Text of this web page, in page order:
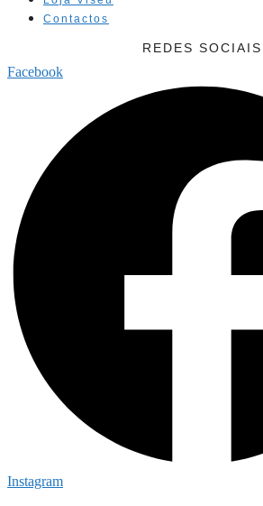
Contactos
REDES SOCIAIS
Facebook
Instagram